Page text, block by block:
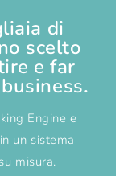
di
scelto
e far
Engine e
un sistema
misura.